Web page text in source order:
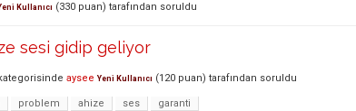
Kullanıcı (330 puan) tarafından soruldu
sesi gidip geliyor
aysee Yeni Kullanıcı (120 puan) tarafından soruldu
problem ahize ses garanti